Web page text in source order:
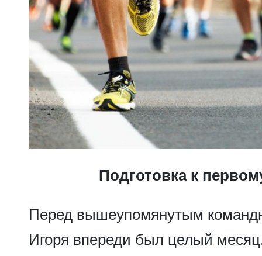
Подготовка к
Перед вышеупомянутым
Игоря впереди был целый